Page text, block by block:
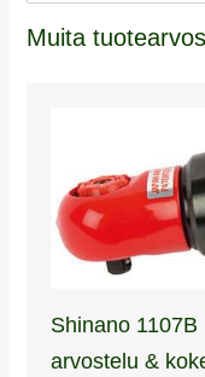
Muita
Shinano 1107B
arvostelu &